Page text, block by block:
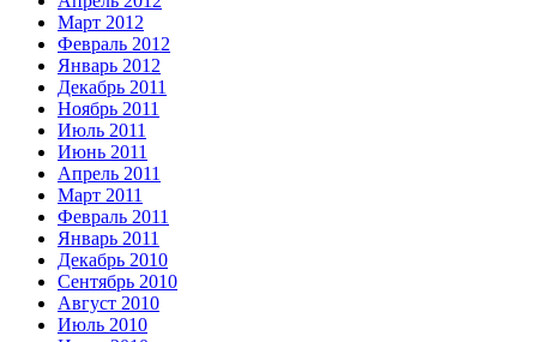
Март 2012
Февраль 2012
Январь 2012
Декабрь 2011
Ноябрь 2011
Июль 2011
Июнь 2011
Апрель 2011
Март 2011
Февраль 2011
Январь 2011
Декабрь 2010
Сентябрь 2010
Август 2010
Июль 2010